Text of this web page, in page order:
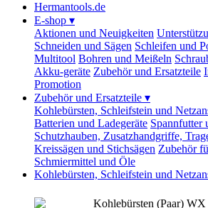
Hermantools.de
E-shop ▾
Aktionen und Neuigkeiten
Schneiden und Sägen Schleifen und
Multitool Bohren und Meißeln
Akku-geräte Zubehör und Ersatzteile
Promotion
Zubehör und Ersatzteile ▾
Kohlebürsten, Schleifstein und
Batterien und Ladegeräte Spannfutter
Schutzhauben, Zusatzhandgriffe,
Kreissägen und Stichsägen Zubehör
Schmiermittel und Öle
Kohlebürsten, Schleifstein und